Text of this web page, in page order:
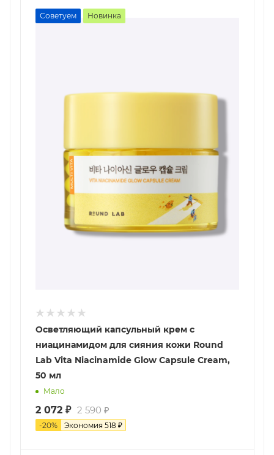
Советуем Новинка
Осветляющий капсульный крем с
ниацинамидом для сияния кожи Round
Lab Vita Niacinamide Glow Capsule Cream,
50 мл
Мало
2 072 ₽ 2 590 ₽
-20% Экономия 518 ₽